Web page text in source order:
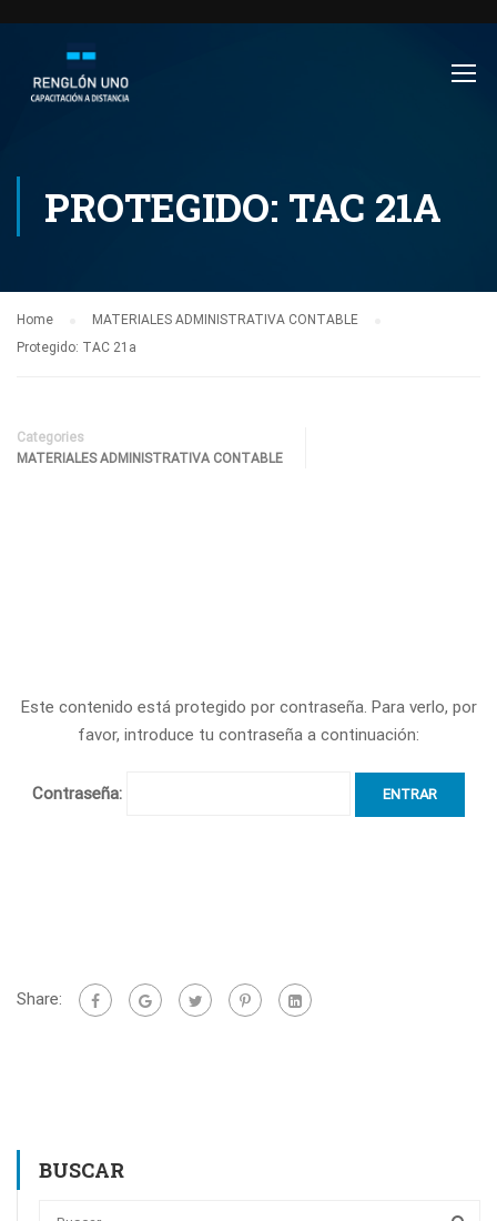
PROTEGIDO: TAC 21A
Home
MATERIALES ADMINISTRATIVA CONTABLE
Protegido: TAC 21a
Categories
MATERIALES ADMINISTRATIVA CONTABLE
Este contenido está protegido por contraseña. Para verlo, por
favor, introduce tu contraseña a continuación:
Contraseña:
Share:
BUSCAR